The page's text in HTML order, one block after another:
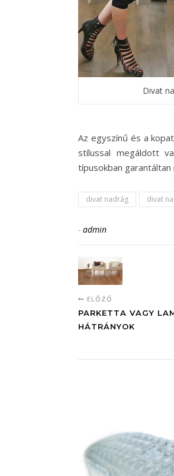
Divat
Az egyszínű és a
stílussal megáldott
típusokban
divat nadrág divat
- admin
ELŐZŐ
PARKETTA VAGY
HÁTRÁNYOK